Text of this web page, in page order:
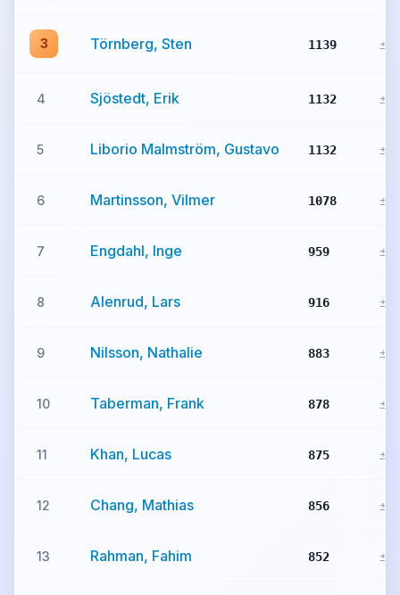
3 Törnberg, Sten 1139 ±0
4 Sjöstedt, Erik 1132 ±0
5 Liborio Malmström, Gustavo 1132 ±0
6 Martinsson, Vilmer 1078 ±0
7 Engdahl, Inge 959 ±0
8 Alenrud, Lars 916 ±0
9 Nilsson, Nathalie 883 ±0
10 Taberman, Frank 878 ±0
11 Khan, Lucas 875 ±0
12 Chang, Mathias 856 ±0
13 Rahman, Fahim 852 ±0